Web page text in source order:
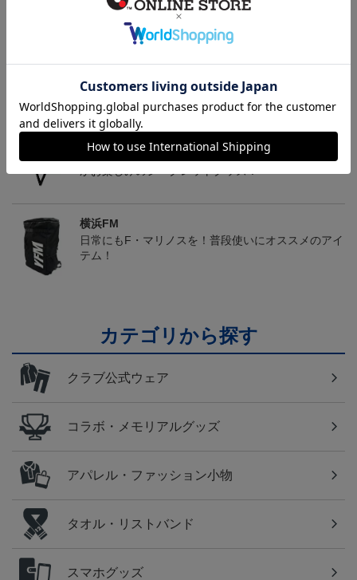
アタッキングフットボー
トピックス
送料無料の併せ買いにオススメ！どの選手が当たる
横浜FM
日常にもF・マリノスを！普段使いにオススメのアイ
テム！
カテゴリから探す
クラブ公式ウェア
コラボ・メモリアルグッズ
アパレル・ファッション小物
タオル・リストバンド
スマホグッズ